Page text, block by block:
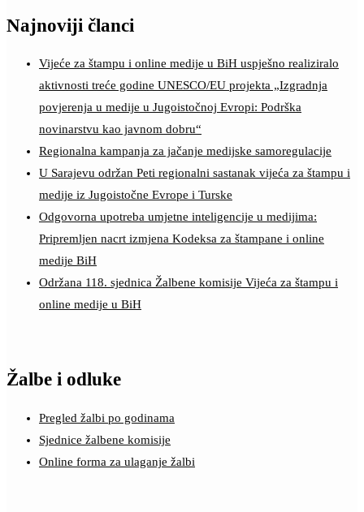
Najnoviji članci
Vijeće za štampu i online medije u BiH uspješno realiziralo
aktivnosti treće godine UNESCO/EU projekta „Izgradnja
povjerenja u medije u Jugoistočnoj Evropi: Podrška
novinarstvu kao javnom dobru“
Regionalna kampanja za jačanje medijske samoregulacije
U Sarajevu održan Peti regionalni sastanak vijeća za štampu i
medije iz Jugoistočne Evrope i Turske
Odgovorna upotreba umjetne inteligencije u medijima:
Pripremljen nacrt izmjena Kodeksa za štampane i online
medije BiH
Održana 118. sjednica Žalbene komisije Vijeća za štampu i
online medije u BiH
Žalbe i odluke
Pregled žalbi po godinama
Sjednice žalbene komisije
Online forma za ulaganje žalbi